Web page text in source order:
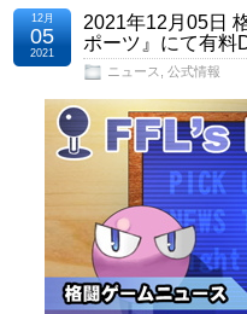
2021年12月05日
ポーツ』にて有料
ニュース 公式情報
12月
05
2021